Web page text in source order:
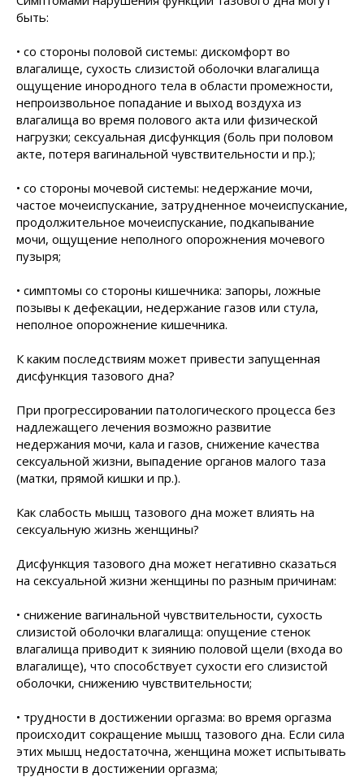
быть:
• со стороны половой системы: дискомфорт во
влагалище, сухость слизистой оболочки влагалища
ощущение инородного тела в области промежности,
непроизвольное попадание и выход воздуха из
влагалища во время полового акта или физической
нагрузки; сексуальная дисфункция (боль при половом
акте, потеря вагинальной чувствительности и пр.);
• со стороны мочевой системы: недержание мочи,
частое мочеиспускание, затрудненное мочеиспускание,
продолжительное мочеиспускание, подкапывание
мочи, ощущение неполного опорожнения мочевого
пузыря;
• симптомы со стороны кишечника: запоры, ложные
позывы к дефекации, недержание газов или стула,
неполное опорожнение кишечника.
К каким последствиям может привести запущенная
дисфункция тазового дна?
При прогрессировании патологического процесса без
надлежащего лечения возможно развитие
недержания мочи, кала и газов, снижение качества
сексуальной жизни, выпадение органов малого таза
(матки, прямой кишки и пр.).
Как слабость мышц тазового дна может влиять на
сексуальную жизнь женщины?
Дисфункция тазового дна может негативно сказаться
на сексуальной жизни женщины по разным причинам:
• снижение вагинальной чувствительности, сухость
слизистой оболочки влагалища: опущение стенок
влагалища приводит к зиянию половой щели (входа во
влагалище), что способствует сухости его слизистой
оболочки, снижению чувствительности;
• трудности в достижении оргазма: во время оргазма
происходит сокращение мышц тазового дна. Если сила
этих мышц недостаточна, женщина может испытывать
трудности в достижении оргазма;